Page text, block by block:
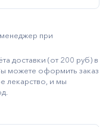
при
доставки (от 200 руб) в
можете оформить заказ
лекарство, и мы